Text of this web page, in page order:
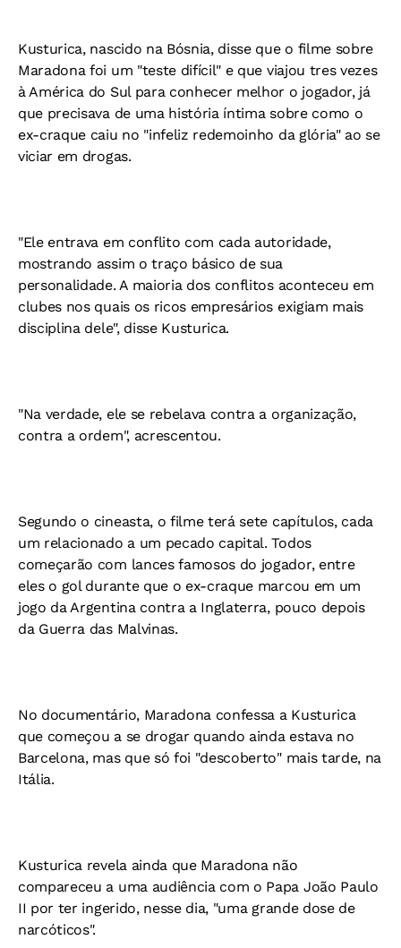
Kusturica, nascido na Bósnia, disse que o filme sobre
Maradona foi um "teste difícil" e que viajou tres vezes
à América do Sul para conhecer melhor o jogador, já
que precisava de uma história íntima sobre como o
ex-craque caiu no "infeliz redemoinho da glória" ao se
viciar em drogas.
"Ele entrava em conflito com cada autoridade,
mostrando assim o traço básico de sua
personalidade. A maioria dos conflitos aconteceu em
clubes nos quais os ricos empresários exigiam mais
disciplina dele", disse Kusturica.
"Na verdade, ele se rebelava contra a organização,
contra a ordem", acrescentou.
Segundo o cineasta, o filme terá sete capítulos, cada
um relacionado a um pecado capital. Todos
começarão com lances famosos do jogador, entre
eles o gol durante que o ex-craque marcou em um
jogo da Argentina contra a Inglaterra, pouco depois
da Guerra das Malvinas.
No documentário, Maradona confessa a Kusturica
que começou a se drogar quando ainda estava no
Barcelona, mas que só foi "descoberto" mais tarde, na
Itália.
Kusturica revela ainda que Maradona não
compareceu a uma audiência com o Papa João Paulo
II por ter ingerido, nesse dia, "uma grande dose de
narcóticos".